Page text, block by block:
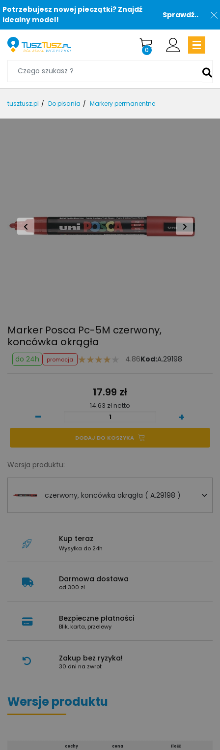
Potrzebujesz nowej pieczątki? Znajdź
idealny model!
Sprawdź..
0
tusztusz.pl Do pisania Markery permanentne
Marker Posca Pc-5M czerwony,
koncówka okrągła
do 24h promocja 4.86Kod:A.29198
17.99 zł
14.63 zł netto
- +
DODAJ DO KOSZYKA
Wersja produktu:
czerwony, koncówka okrągła ( A.29198 )
Kup teraz
Wysyłka do 24h
Darmowa dostawa
od 300 zł
Bezpieczne płatności
Blik, karta, przelewy
Zakup bez ryzyka!
30 dni na zwrot
Wersje produktu
cechy cena
Ilość